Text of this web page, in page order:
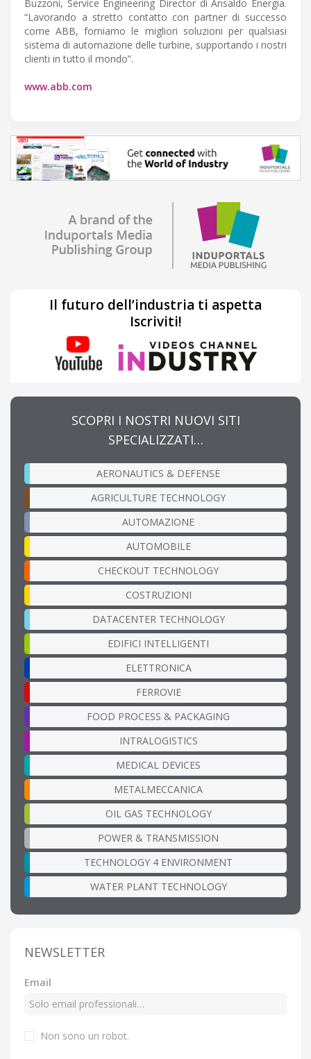
Buzzoni, Service Engineering Director di Ansaldo Energia.
“Lavorando a stretto contatto con partner di successo
come ABB, forniamo le migliori soluzioni per qualsiasi
sistema di automazione delle turbine, supportando i nostri
clienti in tutto il mondo”.
www.abb.com
Il futuro dell’industria ti aspetta
Iscriviti!
SCOPRI I NOSTRI NUOVI SITI
SPECIALIZZATI…
AERONAUTICS & DEFENSE
AGRICULTURE TECHNOLOGY
AUTOMAZIONE
AUTOMOBILE
CHECKOUT TECHNOLOGY
COSTRUZIONI
DATACENTER TECHNOLOGY
EDIFICI INTELLIGENTI
ELETTRONICA
FERROVIE
FOOD PROCESS & PACKAGING
INTRALOGISTICS
MEDICAL DEVICES
METALMECCANICA
OIL GAS TECHNOLOGY
POWER & TRANSMISSION
TECHNOLOGY 4 ENVIRONMENT
WATER PLANT TECHNOLOGY
NEWSLETTER
Email
Non sono un robot.